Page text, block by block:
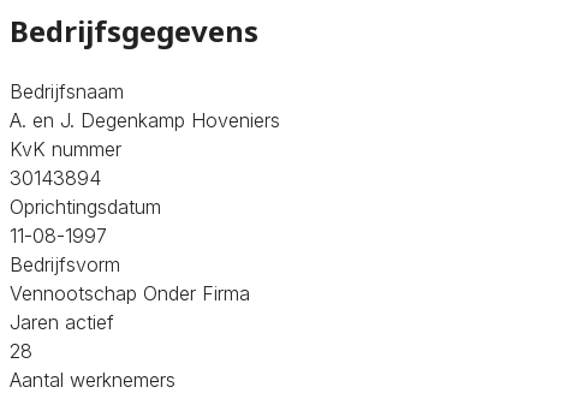
Bedrijfsgegevens
Bedrijfsnaam
A. en J. Degenkamp Hoveniers
KvK nummer
30143894
Oprichtingsdatum
11-08-1997
Bedrijfsvorm
Vennootschap Onder Firma
Jaren actief
28
Aantal werknemers